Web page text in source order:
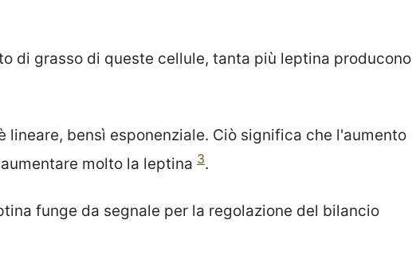
di grasso di queste cellule, tanta più leptina producono
lineare, bensì esponenziale. Ciò significa che l'aumento
molto la leptina 3.
funge da segnale per la regolazione del bilancio